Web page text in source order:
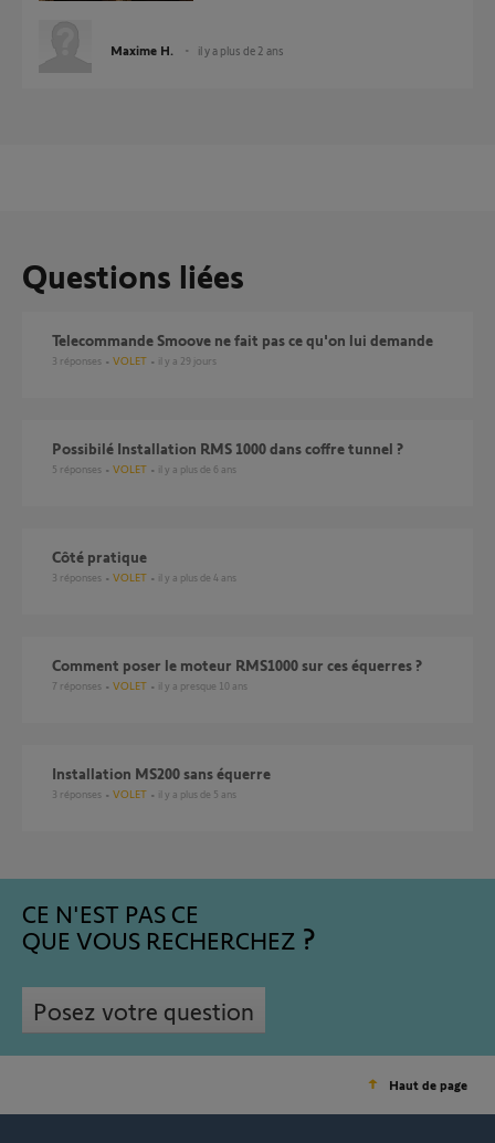
Maxime H. il y a plus de 2 ans
Questions liées
Telecommande Smoove ne fait pas ce qu'on lui demande
3 réponses VOLET il y a 29 jours
possibilé Installation RMS 1000 dans coffre tunnel ?
5 réponses VOLET il y a plus de 6 ans
Côté pratique
3 réponses VOLET il y a plus de 4 ans
Comment poser le moteur RMS1000 sur ces équerres ?
7 réponses VOLET il y a presque 10 ans
Installation MS200 sans équerre
3 réponses VOLET il y a plus de 5 ans
CE N'EST PAS CE
QUE VOUS RECHERCHEZ
Posez votre question
Haut de page